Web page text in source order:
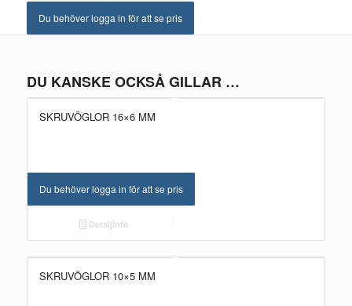
Du behöver logga in för att se pris
DU KANSKE OCKSÅ GILLAR …
SKRUVÖGLOR 16×6 MM
Du behöver logga in för att se pris
Detaljinfo
SKRUVÖGLOR 10×5 MM